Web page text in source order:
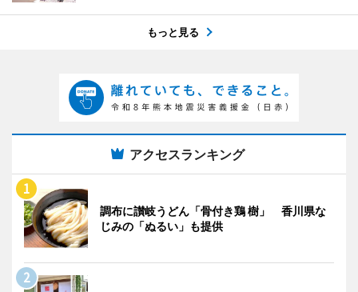
もっと見る
アクセスランキング
調布に讃岐うどん「骨付き鶏 樹」 香川県な
じみの「ぬるい」も提供